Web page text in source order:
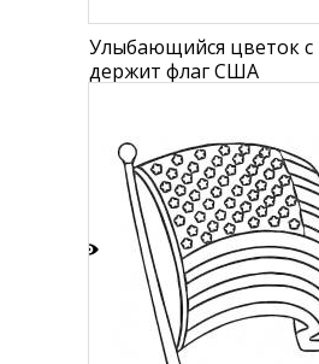
Улыбающийся цветок с
держит флаг США